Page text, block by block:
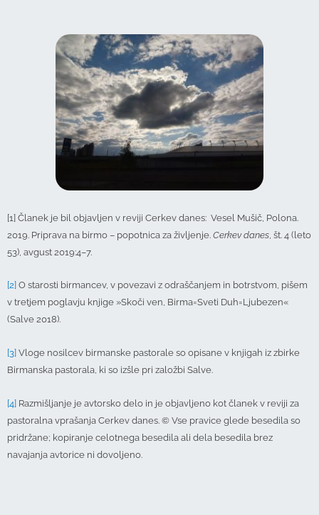
[1] Članek je bil objavljen v reviji Cerkev danes: Vesel Mušič, Polona.
2019. Priprava na birmo – popotnica za življenje. Cerkev danes , št. 4 (leto
53), avgust 2019:4–7.
[2] O starosti birmancev, v povezavi z odraščanjem in botrstvom, pišem
v tretjem poglavju knjige »Skoči ven, Birma=Sveti Duh=Ljubezen«
(Salve 2018).
[3] Vloge nosilcev birmanske pastorale so opisane v knjigah iz zbirke
Birmanska pastorala, ki so izšle pri založbi Salve.
[4] Razmišljanje je avtorsko delo in je objavljeno kot članek v reviji za
pastoralna vprašanja Cerkev danes. © Vse pravice glede besedila so
pridržane; kopiranje celotnega besedila ali dela besedila brez
navajanja avtorice ni dovoljeno.